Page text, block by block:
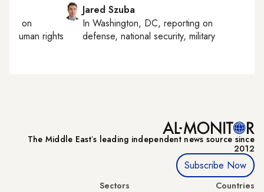
Jared Szuba
In Washington, DC, reporting on
defense, national security, military
on
human rights
The Middle Eastʼs leading independent news source since
2012
Subscribe Now
Countries
Sectors